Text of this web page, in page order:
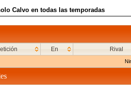
Calvo en todas las temporadas
En Rival